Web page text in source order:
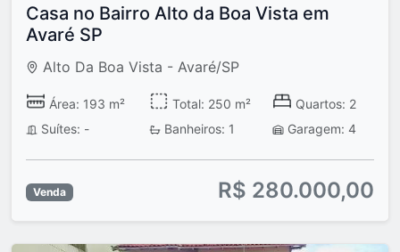
Casa no Bairro Alto da Boa Vista em
Avaré SP
Alto Da Boa Vista - Avaré/SP
Área: 193 m² Total: 250 m²
Quartos: 2
Suítes: -
Banheiros: 1 Garagem: 4
Venda R$ 280.000,00